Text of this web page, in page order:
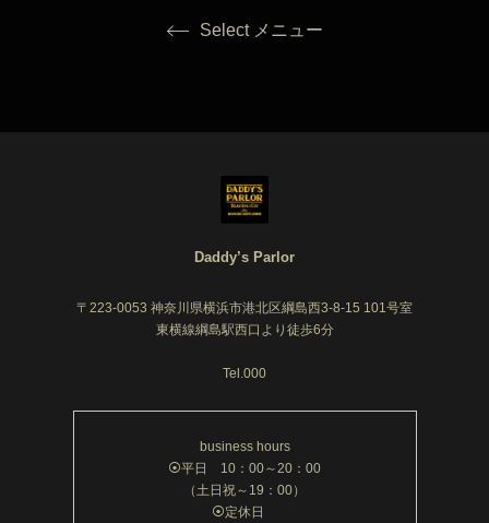
Select メニュー
Daddy’s Parlor
〒223-0053 神奈川県横浜市港北区綱島西3-8-15 101号室
東横線綱島駅西口より徒歩6分
Tel.000
business hours
⦿平日 10：00～20：00
（土日祝～19：00）
⦿定休日